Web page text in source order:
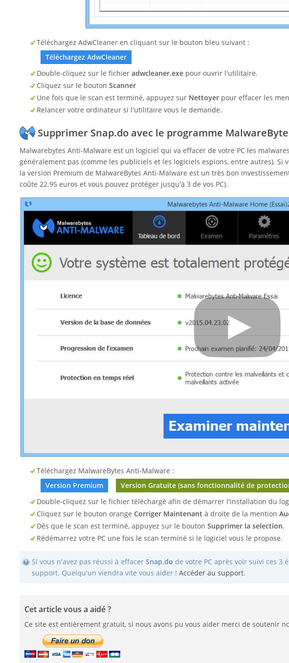
Téléchargez AdwCleaner en cliquant sur le bouton bleu suivant :
Téléchargez AdwCleaner
Double-cliquez sur le fichier adwcleaner.exe pour ouvrir l'utilitaire.
Cliquez sur le bouton Scanner
Une fois que le scan est terminé, appuyez sur Nettoyer pour effacer les
Relancer votre ordinateur si l'utilitaire vous le demande.
Supprimer Snap.do avec le programme
Malwarebytes Anti-Malware est un logiciel qui va effacer de votre PC les
généralement pas (comme les publiciels et les logiciels espions, entre autres).
la version Premium de MalwareBytes Anti-Malware est un très bon
coûte 22.95 euros et vous pouvez protéger jusqu'à 3 de vos PC).
Téléchargez MalwareBytes Anti-Malware :
Version Premium
Version Gratuite (sans fonctionnalité de
Double-cliquez sur le fichier téléchargé afin de démarrer l'installation du
Cliquez sur le bouton orange Corriger Maintenant à droite de la mention
Dès que le scan est terminé, appuyez sur le bouton Supprimer la selection.
Rédémarrez votre PC une fois le scan terminé si le logiciel vous le propose.
Si vous n'avez pas réussi à effacer Snap.do de votre PC après voir suivi ces 3
support. Quelqu'un viendra vite vous aider ! Accéder au support.
Cet article vous a aidé ?
Ce site est entièrement gratuit, si nous avons pu vous aider merci de soutenir